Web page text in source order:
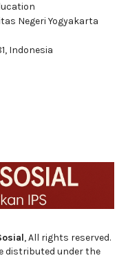
Negeri Yogyakarta
Indonesia
, All rights reserved.
distributed under the